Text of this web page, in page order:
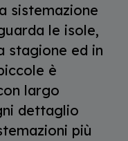
sistemazione
le isole,
stagione ed in
è
largo
dettaglio
più